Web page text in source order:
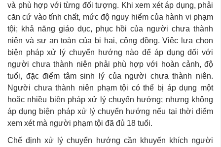
và phù hợp với từng đối tượng. Khi xem xét áp dụng, phải
căn cứ vào tính chất, mức độ nguy hiểm của hành vi phạm
tội; khả năng giáo dục, phục hồi của người chưa thành
niên và sự an toàn của bị hại, cộng đồng. Việc lựa chọn
biện pháp xử lý chuyển hướng nào để áp dụng đối với
người chưa thành niên phải phù hợp với hoàn cảnh, độ
tuổi, đặc điểm tâm sinh lý của người chưa thành niên.
Người chưa thành niên phạm tội có thể bị áp dụng một
hoặc nhiều biện pháp xử lý chuyển hướng; nhưng không
áp dụng biện pháp xử lý chuyển hướng nếu tại thời điểm
xem xét mà người phạm tội đã đủ 18 tuổi.
Chế định xử lý chuyển hướng cần khuyến khích người